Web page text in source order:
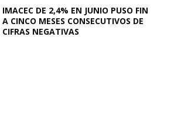
IMACEC DE 2,4% EN JUNIO PUSO FIN
A CINCO MESES CONSECUTIVOS DE
CIFRAS NEGATIVAS